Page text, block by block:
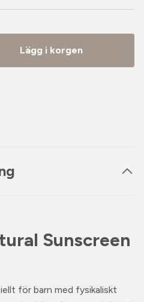
Lägg i korgen
Sunscreen
för barn med fysikaliskt